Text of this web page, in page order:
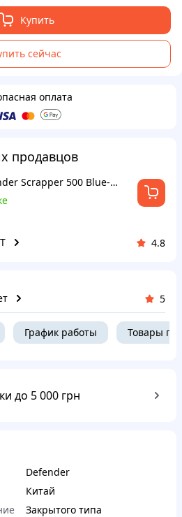
Купить
сейчас
оплата
продавцов
Наушники Defender Scrapper 500 Blue-Black (64501)
4.8
5
График работы Товары
до 5 000 грн
Defender
Китай
Закрытого типа